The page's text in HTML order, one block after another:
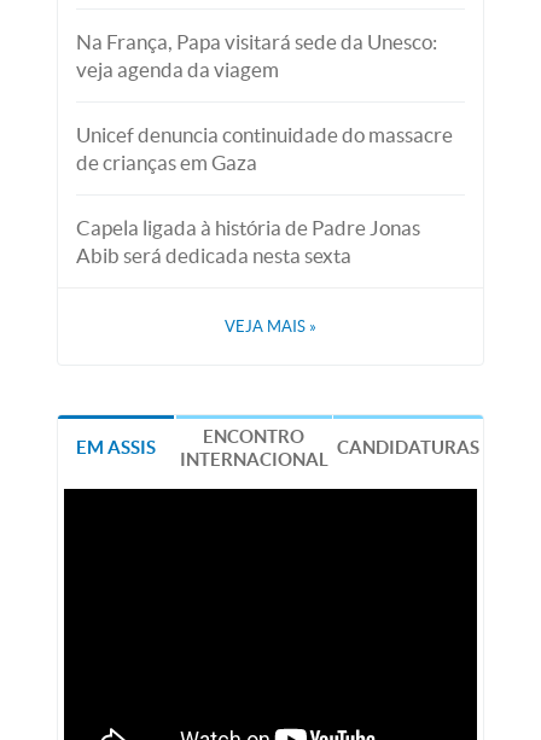
Na França, Papa visitará sede da Unesco:
veja agenda da viagem
Unicef denuncia continuidade do massacre
de crianças em Gaza
Capela ligada à história de Padre Jonas
Abib será dedicada nesta sexta
VEJA MAIS »
EM ASSIS
ENCONTRO
INTERNACIONAL
CANDIDATURAS